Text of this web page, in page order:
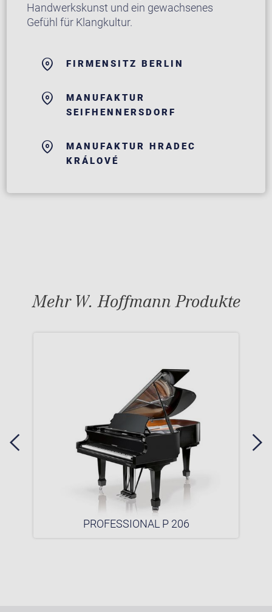
Handwerkskunst und ein gewachsenes
Gefühl für Klangkultur.
FIRMENSITZ BERLIN
MANUFAKTUR
SEIFHENNERSDORF
MANUFAKTUR HRADEC
KRÁLOVÉ
Mehr W. Hoffmann Produkte
PROFESSIONAL P 206